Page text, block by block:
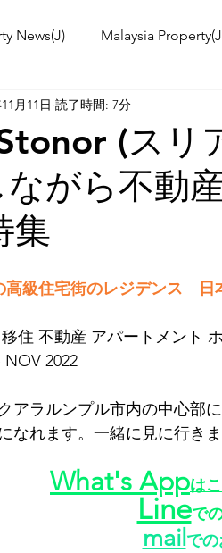
News(J) Malaysia
Aya's kitchen(J)
Event Workshop(J) Event
Universities in Malaysia
(スリ
がら不動
集
月11日 読了時間: 7分
高級住宅街のレジデンス　日
移住 不動産 アパートメント
2022
アラルンプル市内の中心部
なれます。一緒に見に行きま
What's Appは
Lineで
mail で